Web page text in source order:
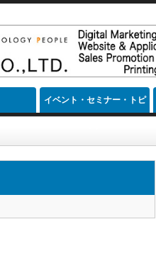
イベント・セミナー・トピ